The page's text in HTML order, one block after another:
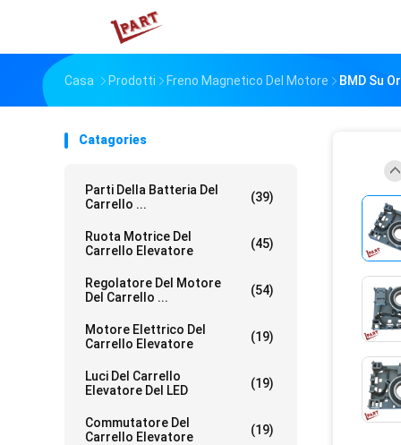
Casa Prodotti Freno Magnetico Del Motore BMD Su
Catagories
Parti Della Batteria Del
Carrello ...
(39)
Ruota Motrice Del
Carrello Elevatore
(45)
Regolatore Del Motore
Del Carrello ...
(54)
Motore Elettrico Del
Carrello Elevatore
(19)
Luci Del Carrello
Elevatore Del LED
(19)
Commutatore Del
Carrello Elevatore
(19)